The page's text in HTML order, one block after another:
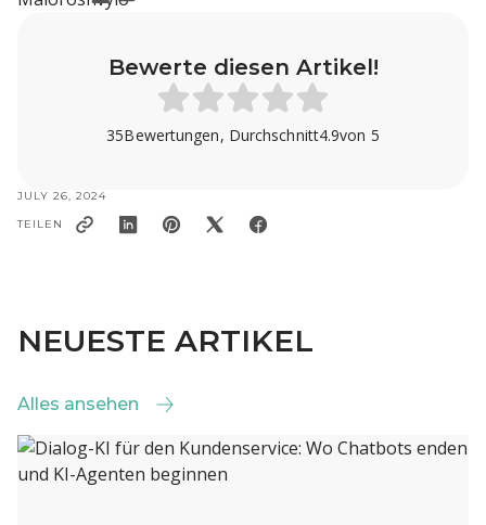
Bewerte diesen Artikel!
35Bewertungen, Durchschnitt4.9von 5
JULY 26, 2024
TEILEN
NEUESTE ARTIKEL
Alles ansehen
Alles ansehen